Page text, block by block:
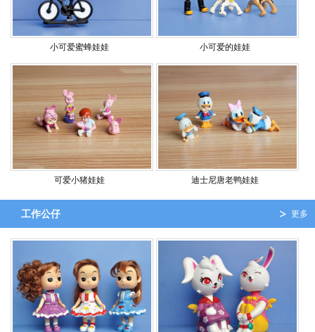
小可爱蜜蜂娃娃 小可爱的娃娃
可爱小猪娃娃 迪士尼唐老鸭娃娃
更多
工作公仔